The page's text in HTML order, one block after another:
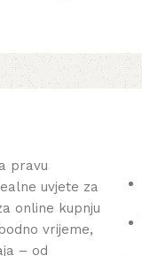
pravu
uvjete za
online kupnju
vrijeme,
– od